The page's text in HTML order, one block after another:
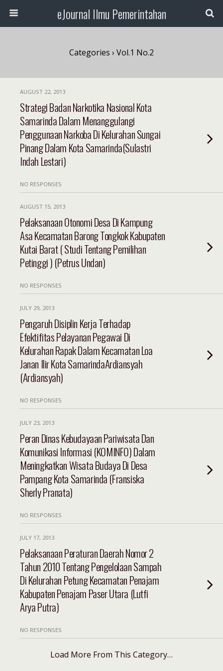
eJournal Ilmu Pemerintahan
Categories › Vol.1 No.2
AUGUST 22, 2013
Strategi Badan Narkotika Nasional Kota
Samarinda Dalam Menanggulangi
Penggunaan Narkoba Di Kelurahan Sungai
Pinang Dalam Kota Samarinda(Sulastri
Indah Lestari)
NO RESPONSES
AUGUST 15, 2013
Pelaksanaan Otonomi Desa Di Kampung
Asa Kecamatan Barong Tongkok Kabupaten
Kutai Barat ( Studi Tentang Pemilihan
Petinggi ) (Petrus Undan)
NO RESPONSES
JULY 29, 2013
Pengaruh Disiplin Kerja Terhadap
Efektifitas Pelayanan Pegawai Di
Kelurahan Rapak Dalam Kecamatan Loa
Janan Ilir Kota SamarindaArdiansyah
(Ardiansyah)
NO RESPONSES
JULY 23, 2013
Peran Dinas Kebudayaan Pariwisata Dan
Komunikasi Informasi (KOMINFO) Dalam
Meningkatkan Wisata Budaya Di Desa
Pampang Kota Samarinda (Fransiska
Sherly Pranata)
NO RESPONSES
JULY 17, 2013
Pelaksanaan Peraturan Daerah Nomor 2
Tahun 2010 Tentang Pengelolaan Sampah
Di Kelurahan Petung Kecamatan Penajam
Kabupaten Penajam Paser Utara (Lutfi
Arya Putra)
NO RESPONSES
Load More From This Category…